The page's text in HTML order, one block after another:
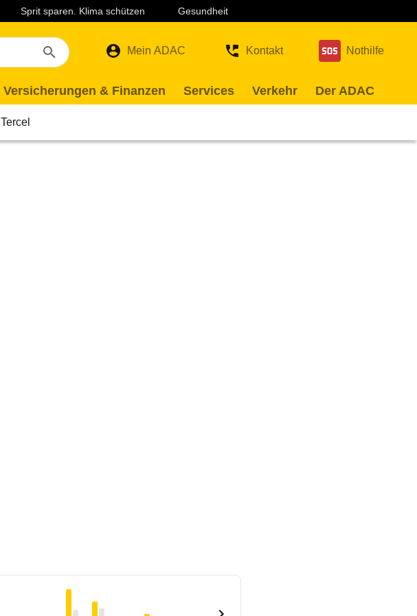
Sprit sparen. Klima schützen Gesundheit
Mein ADAC Kontakt Nothilfe
Versicherungen & Finanzen Services Verkehr Der ADAC
Tercel